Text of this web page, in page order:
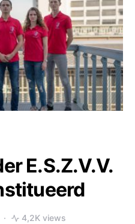
E.S.Z.V.V.
4,2K views